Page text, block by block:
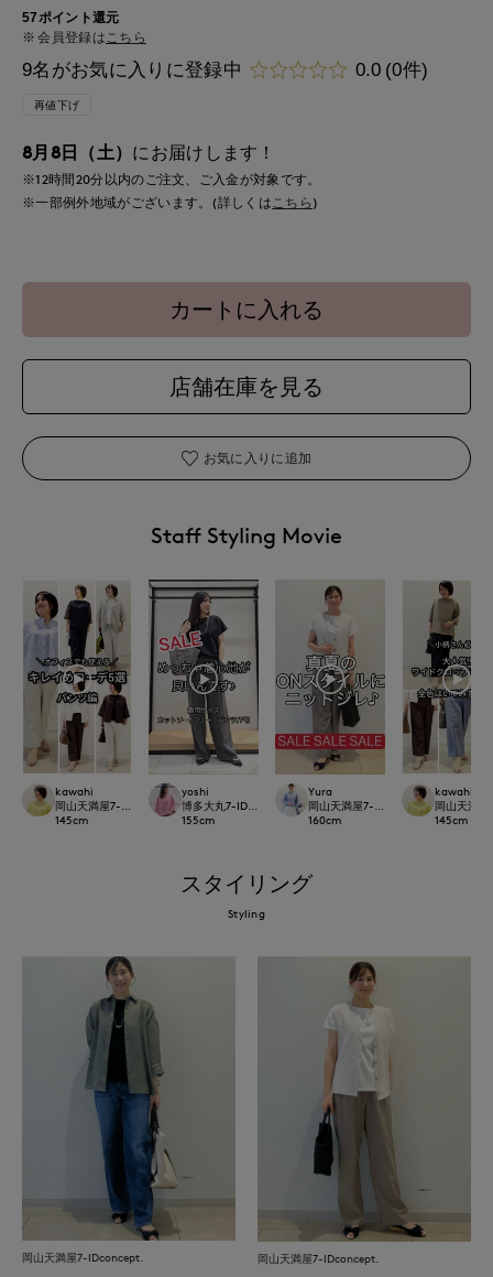
57ポイント還元
会員登録はこちら
9名がお気に入りに登録中 0.0 (0件)
再値下げ
8月8日（土） にお届けします！
※12時間20分以内のご注文、ご入金が対象です。
※一部例外地域がございます。(詳しくは こちら )
カートに入れる
店舗在庫を見る
お気に入りに追加
Staff Styling Movie
kawahi
岡山天満屋7-IDconcept.
145cm
yoshi
博多大丸7-IDconcept.
155cm
Yura
岡山天満屋7-IDconcept.
160cm
kawahi
岡山天満
145cm
スタイリング
Styling
岡山天満屋7-IDconcept. 岡山天満屋7-IDconcept.